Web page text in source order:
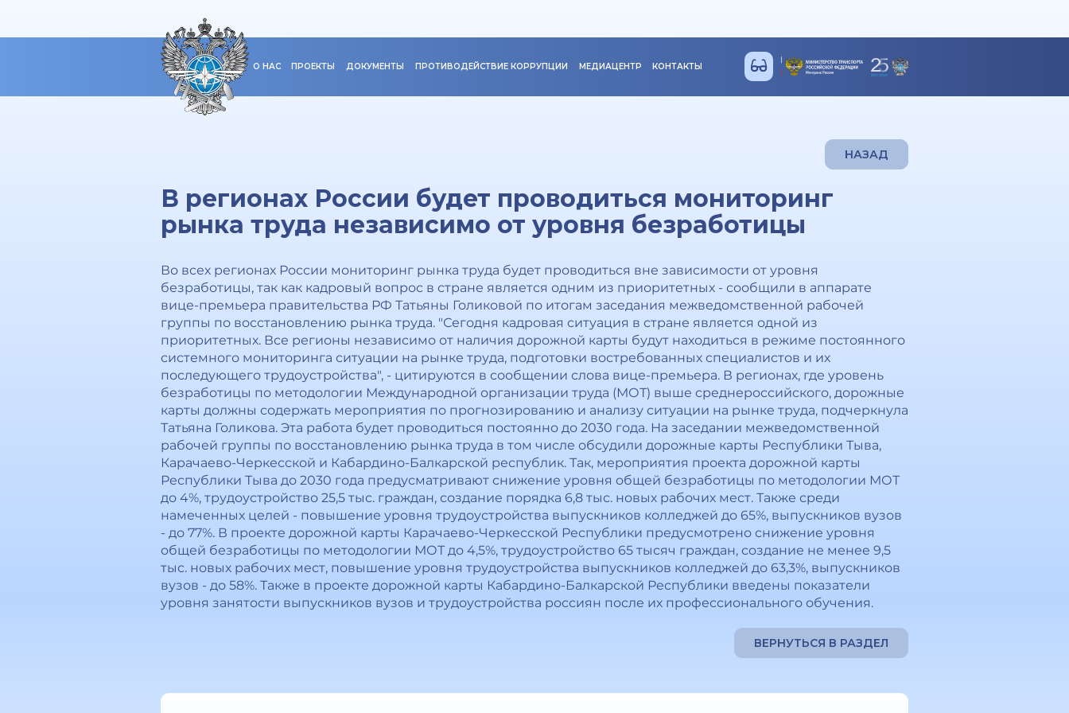
О НАС ПРОЕКТЫ ДОКУМЕНТЫ ПРОТИВОДЕЙСТВИЕ КОРРУПЦИИ МЕДИАЦЕНТР КОНТАКТЫ
НАЗАД
В регионах России будет проводиться мониторинг
рынка труда независимо от уровня безработицы
Во всех регионах России мониторинг рынка труда будет проводиться вне зависимости от уровня
безработицы, так как кадровый вопрос в стране является одним из приоритетных - сообщили в аппарате
вице-премьера правительства РФ Татьяны Голиковой по итогам заседания межведомственной рабочей
группы по восстановлению рынка труда. "Сегодня кадровая ситуация в стране является одной из
приоритетных. Все регионы независимо от наличия дорожной карты будут находиться в режиме постоянного
системного мониторинга ситуации на рынке труда, подготовки востребованных специалистов и их
последующего трудоустройства", - цитируются в сообщении слова вице-премьера. В регионах, где уровень
безработицы по методологии Международной организации труда (МОТ) выше среднероссийского, дорожные
карты должны содержать мероприятия по прогнозированию и анализу ситуации на рынке труда, подчеркнула
Татьяна Голикова. Эта работа будет проводиться постоянно до 2030 года. На заседании межведомственной
рабочей группы по восстановлению рынка труда в том числе обсудили дорожные карты Республики Тыва,
Карачаево-Черкесской и Кабардино-Балкарской республик. Так, мероприятия проекта дорожной карты
Республики Тыва до 2030 года предусматривают снижение уровня общей безработицы по методологии МОТ
до 4%, трудоустройство 25,5 тыс. граждан, создание порядка 6,8 тыс. новых рабочих мест. Также среди
намеченных целей - повышение уровня трудоустройства выпускников колледжей до 65%, выпускников вузов
- до 77%. В проекте дорожной карты Карачаево-Черкесской Республики предусмотрено снижение уровня
общей безработицы по методологии МОТ до 4,5%, трудоустройство 65 тысяч граждан, создание не менее 9,5
тыс. новых рабочих мест, повышение уровня трудоустройства выпускников колледжей до 63,3%, выпускников
вузов - до 58%. Также в проекте дорожной карты Кабардино-Балкарской Республики введены показатели
уровня занятости выпускников вузов и трудоустройства россиян после их профессионального обучения.
ВЕРНУТЬСЯ В РАЗДЕЛ